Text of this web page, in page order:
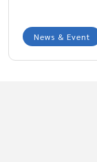
News & Event